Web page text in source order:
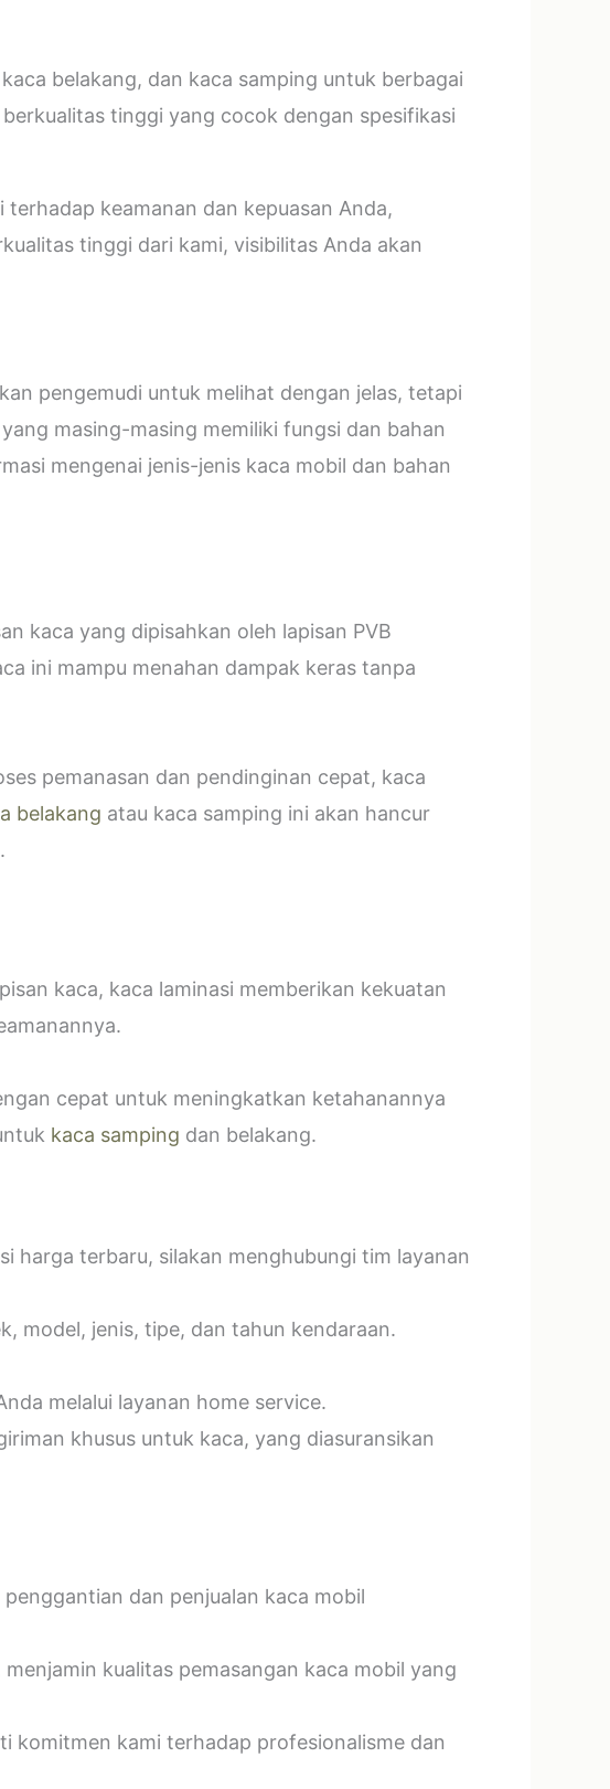
kaca belakang, dan kaca samping untuk berbagai
tinggi yang cocok dengan spesifikasi
keamanan dan kepuasan Anda,
tinggi dari kami, visibilitas Anda akan
pengemudi untuk melihat dengan jelas, tetapi
masing-masing memiliki fungsi dan bahan
mengenai jenis-jenis kaca mobil dan bahan
kaca yang dipisahkan oleh lapisan PVB
ini mampu menahan dampak keras tanpa
pemanasan dan pendinginan cepat, kaca
belakang atau kaca samping ini akan hancur
kaca, kaca laminasi memberikan kekuatan
cepat untuk meningkatkan ketahanannya
kaca samping dan belakang.
harga terbaru, silakan menghubungi tim layanan
model, jenis, tipe, dan tahun kendaraan.
melalui layanan home service.
khusus untuk kaca, yang diasuransikan
dan penjualan kaca mobil
kualitas pemasangan kaca mobil yang
komitmen kami terhadap profesionalisme dan